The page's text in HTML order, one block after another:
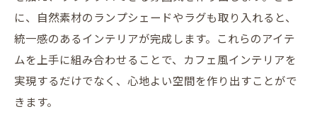
に、自然素材のランプシェードやラグも取り入れると、
統一感のあるインテリアが完成します。これらのアイテ
ムを上手に組み合わせることで、カフェ風インテリアを
実現するだけでなく、心地よい空間を作り出すことがで
きます。